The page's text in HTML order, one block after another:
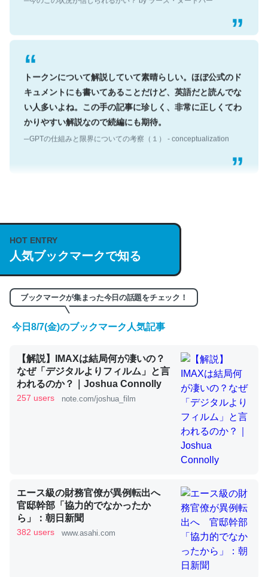
トークンについて解説していて素晴らしい。ほぼ公式のド
キュメントにも書いてあることだけど、英語だと読んでな
い人多いよね。この手の記事に珍しく、非常に正しくてわ
かりやすい解説なので続編にも期待。
─GPTの仕組みと限界についての考察（１） - conceptualization
説してる記事が少ないので貴重な良記事。/続編来た
https://isobe324649.hatenablog.com/entry/2023/03/27
/064121
─GPTの仕組みと限界についての考察（１） - conceptualization
くらい。小説でいう「ずっと前の伏線」は回収されないけ
ど、短期記憶というには多い分量。進化すればするほど分
かりやすく強くなりそう
昆虫ってカルシウム少ないのか。知らんかった。調べたら
コオロギのカルシウム分はエビの600分の1程度。
─ニュース :: 【研究発表】昆虫学の大問題＝「昆虫はなぜ海にいな
いのか」に関する新仮説
HOT ENTRY
人気ブックマークで知る
ブックマークが集まった今日の話題をチェック！
今日8/7(金)のブックマーク人気記事
【解説】IMAXは結局何が凄いの？
なぜ「デジタルよりフィルム」と言
われるのか？｜Joshua Connolly
257 users note.com/joshua_film
エース級の財務官僚が異例転出へ
官邸幹部「協力的でなかったか
ら」：朝日新聞
382 users www.asahi.com